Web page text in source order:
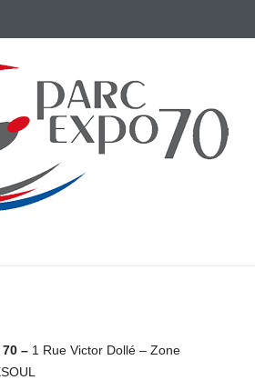
– 1 Rue Victor Dollé – Zone